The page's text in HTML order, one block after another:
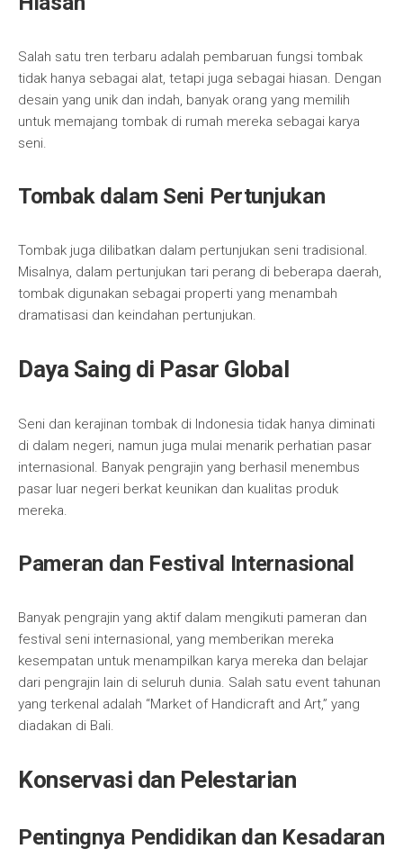
Salah satu tren terbaru adalah pembaruan fungsi tombak
tidak hanya sebagai alat, tetapi juga sebagai hiasan. Dengan
desain yang unik dan indah, banyak orang yang memilih
untuk memajang tombak di rumah mereka sebagai karya
seni.
Tombak dalam Seni Pertunjukan
Tombak juga dilibatkan dalam pertunjukan seni tradisional.
Misalnya, dalam pertunjukan tari perang di beberapa daerah,
tombak digunakan sebagai properti yang menambah
dramatisasi dan keindahan pertunjukan.
Daya Saing di Pasar Global
Seni dan kerajinan tombak di Indonesia tidak hanya diminati
di dalam negeri, namun juga mulai menarik perhatian pasar
internasional. Banyak pengrajin yang berhasil menembus
pasar luar negeri berkat keunikan dan kualitas produk
mereka.
Pameran dan Festival Internasional
Banyak pengrajin yang aktif dalam mengikuti pameran dan
festival seni internasional, yang memberikan mereka
kesempatan untuk menampilkan karya mereka dan belajar
dari pengrajin lain di seluruh dunia. Salah satu event tahunan
yang terkenal adalah “Market of Handicraft and Art,” yang
diadakan di Bali.
Konservasi dan Pelestarian
Pentingnya Pendidikan dan Kesadaran